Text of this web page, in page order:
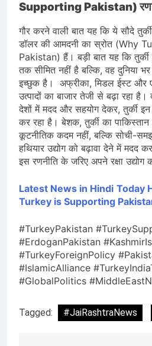
Supporting Pakistan)
गौर करने वाली बात यह कि ये सौदे
डॉलर की आमदनी का स्रोत (Why
Pakistan) हैं। बड़ी बात यह कि तुर्की
तक सीमित नहीं है बल्कि, वह दुनिया
इच्छुक है। अफ्रीका, मिडल ईस्ट और
उत्पादों का बाजार तेजी से बढ़ा रहा
देशों में मदद और सहयोग देकर, तुर्की
कर रहा है। बेशक, तुर्की का
कूटनीतिक कदम नहीं, बल्कि सोची-
हथियार उद्योग को बढ़ावा देने में मदद
इस रणनीति के जरिए अपने रक्षा
Latest News in Hindi Today
Turkey is Supporting
#TurkeyPakistan
#ErdoganPakistan
#TurkeyForeignPolicy
#IslamicAlliance
#GlobalPolitics
Tagged: #JaiRashtraNews